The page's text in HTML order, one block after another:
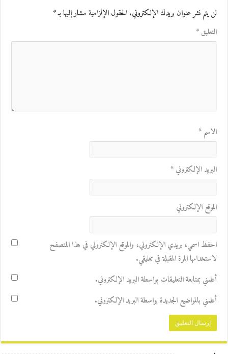
لن يتم نشر عنوان بريدك الإلكتروني.الحقول الإلزامية مشار إليها بـ*
التعليق*
الاسم*
البريد الإلكتروني*
الموقع الإلكتروني
احفظ اسمي، بريدي الإلكتروني، والموقع الإلكتروني في هذا المتصفح
لاستخدامها المرة المقبلة في تعليقي.
أعلمني بمتابعة التعليقات بواسطة البريد الإلكتروني.
أعلمني بالمواضيع الجديدة بواسطة البريد الإلكتروني.